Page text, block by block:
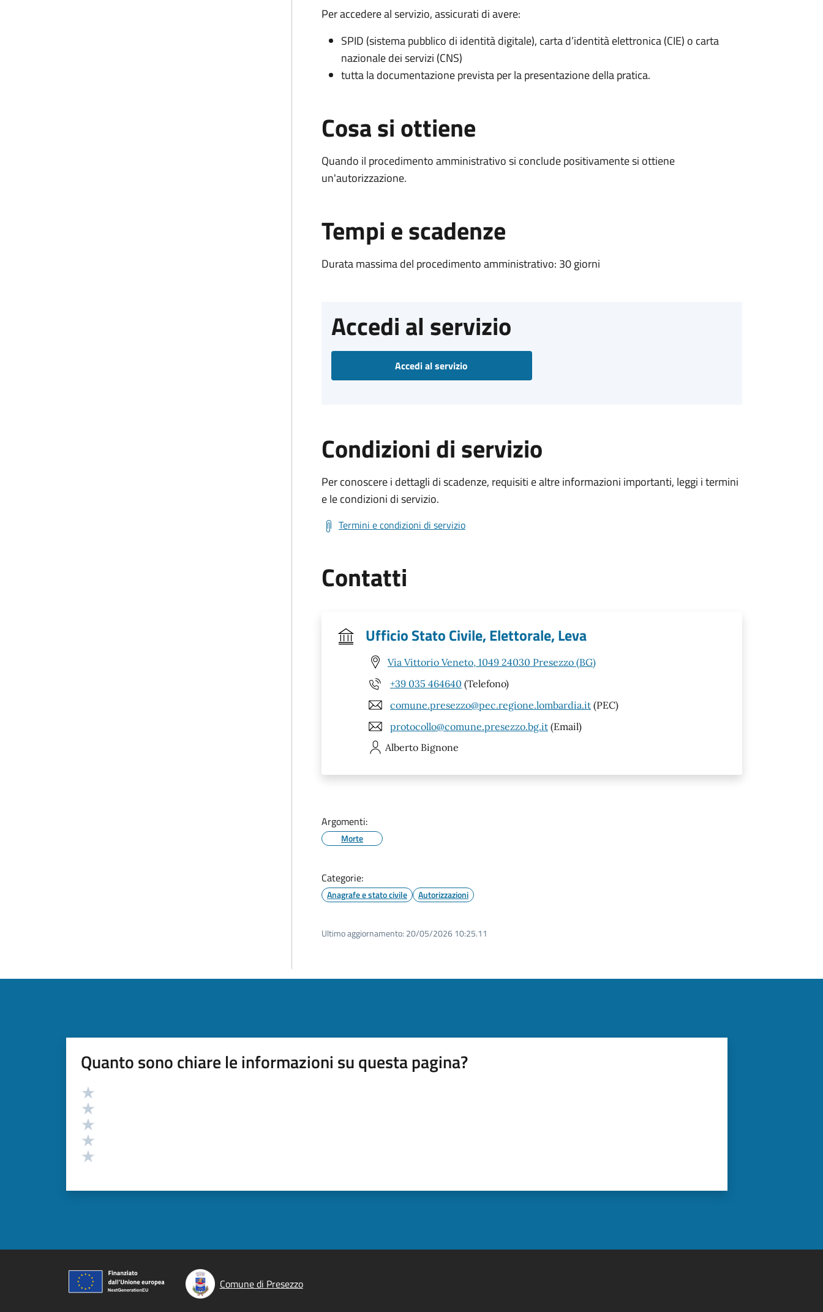
Per accedere al servizio, assicurati di avere:
SPID (sistema pubblico di identità digitale), carta d’identità elettronica (CIE) o carta
nazionale dei servizi (CNS)
tutta la documentazione prevista per la presentazione della pratica.
Cosa si ottiene
Quando il procedimento amministrativo si conclude positivamente si ottiene
un'autorizzazione.
Tempi e scadenze
Durata massima del procedimento amministrativo: 30 giorni
Accedi al servizio
Accedi al servizio
Condizioni di servizio
Per conoscere i dettagli di scadenze, requisiti e altre informazioni importanti, leggi i termini
e le condizioni di servizio.
Termini e condizioni di servizio
Contatti
Ufficio Stato Civile, Elettorale, Leva
Via Vittorio Veneto, 1049 24030 Presezzo (BG)
+39 035 464640 (Telefono)
comune.presezzo@pec.regione.lombardia.it (PEC)
protocollo@comune.presezzo.bg.it (Email)
Alberto Bignone
Argomenti:
Morte
Categorie:
Anagrafe e stato civile Autorizzazioni
Ultimo aggiornamento: 20/05/2026 10:25.11
Quanto sono chiare le informazioni su questa pagina?
Valutazione
Comune di Presezzo